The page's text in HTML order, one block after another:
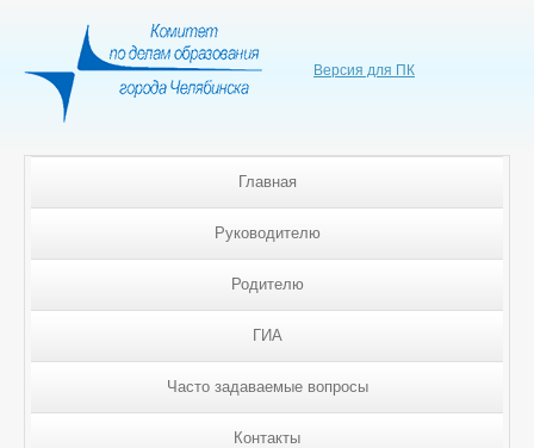
Версия для ПК
Главная
Руководителю
Родителю
ГИА
Часто задаваемые вопросы
Контакты